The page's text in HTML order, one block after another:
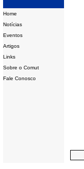
Home
Notícias
Eventos
Artigos
Links
Sobre o Comut
Fale Conosco